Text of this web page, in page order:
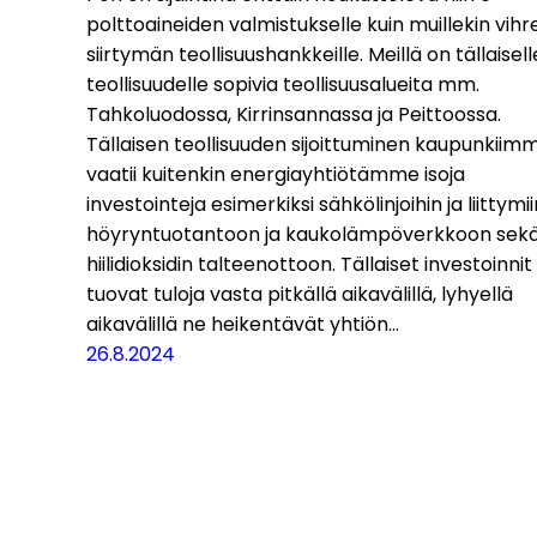
polttoaineiden valmistukselle kuin muillekin
siirtymän teollisuushankkeille. Meillä on
teollisuudelle sopivia teollisuusalueita mm.
Tahkoluodossa, Kirrinsannassa ja Peittoossa.
Tällaisen teollisuuden sijoittuminen
vaatii kuitenkin energiayhtiötämme isoja
investointeja esimerkiksi sähkölinjoihin ja
höyryntuotantoon ja kaukolämpöverkkoon
hiilidioksidin talteenottoon. Tällaiset investoinnit
tuovat tuloja vasta pitkällä aikavälillä, lyhyellä
aikavälillä ne heikentävät yhtiön…
26.8.2024